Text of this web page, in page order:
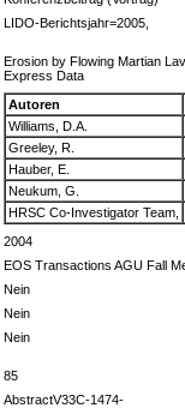
LIDO-Berichtsjahr=2005,
Erosion by Flowing Martian
Express Data
Autoren
Williams, D.A.
Greeley, R.
Hauber, E.
Neukum, G.
HRSC Co-Investigator Team,
2004
EOS Transactions AGU Fall
Nein
Nein
Nein
85
AbstractV33C-1474-